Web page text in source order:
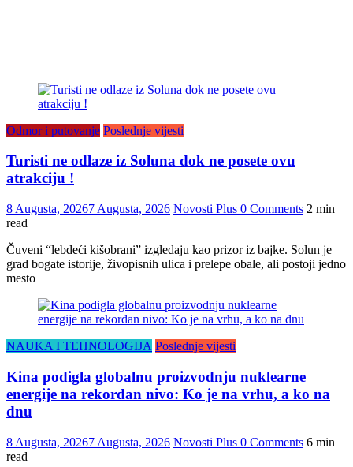
Odmor i putovanje Poslednje vijesti
Turisti ne odlaze iz Soluna dok ne posete ovu
atrakciju !
8 Augusta, 20267 Augusta, 2026 Novosti Plus 0 Comments 2 min
read
Čuveni “lebdeći kišobrani” izgledaju kao prizor iz bajke. Solun je
grad bogate istorije, živopisnih ulica i prelepe obale, ali postoji jedno
mesto
NAUKA I TEHNOLOGIJA Poslednje vijesti
Kina podigla globalnu proizvodnju nuklearne
energije na rekordan nivo: Ko je na vrhu, a ko na
dnu
8 Augusta, 20267 Augusta, 2026 Novosti Plus 0 Comments 6 min
read